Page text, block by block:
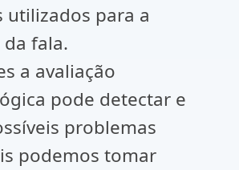
utilizados para a
fala.
a avaliação
pode detectar e
problemas
podemos tomar